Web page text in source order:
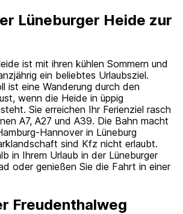
Lüneburger Heide zur
ist mit ihren kühlen Sommern und
ein beliebtes Urlaubsziel.
ist eine Wanderung durch den
wenn die Heide in üppig
Sie erreichen Ihr Ferienziel rasch
A7, A27 und A39. Die Bahn macht
Hannover in Lüneburg
sind Kfz nicht erlaubt.
in Ihrem Urlaub in der Lüneburger
oder genießen Sie die Fahrt in einer
Freudenthalweg